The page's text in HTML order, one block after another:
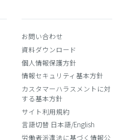
お問い合わせ
資料ダウンロード
個人情報保護方針
情報セキュリティ基本方針
カスタマーハラスメントに対
する基本方針
サイト利用規約
言語切替 日本語/English
労働者派遣法に基づく情報公